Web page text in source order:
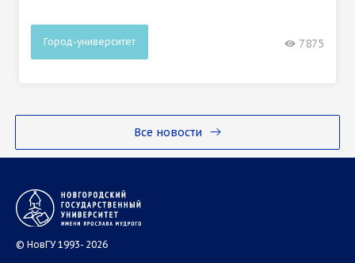
Все новости
Город-университет 7875
© НовГУ 1993- 2026